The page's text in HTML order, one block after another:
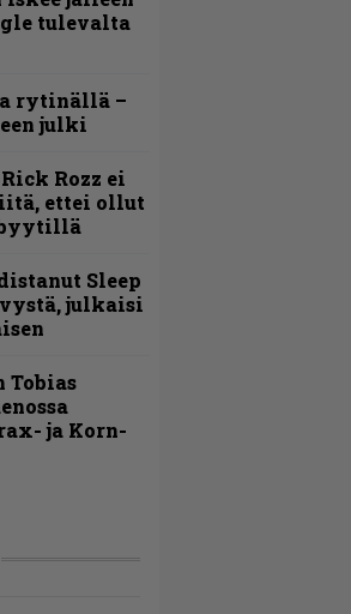
tulevalta
rytinällä –
julki
Rozz ei
ettei ollut
Sleep
julkaisi
Tobias
ja Korn-